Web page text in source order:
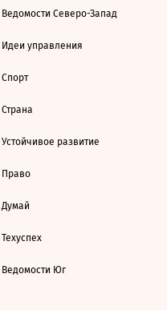
Ведомости Северо-Запад
Идеи управления
Спорт
Страна
Устойчивое развитие
Право
Думай
Техуспех
Ведомости Юг